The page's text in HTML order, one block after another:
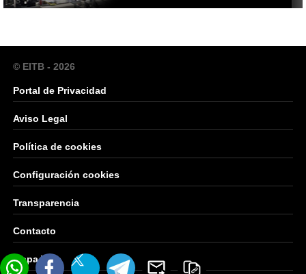
© EITB - 2026
Portal de Privacidad
Aviso Legal
Política de cookies
Configuración cookies
Transparencia
Contacto
Mapa Web